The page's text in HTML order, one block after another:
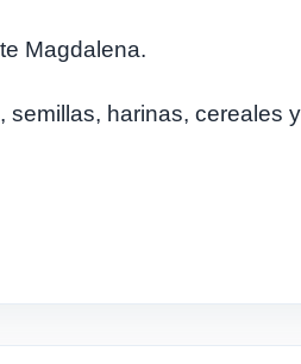
Magdalena.
harinas, cereales